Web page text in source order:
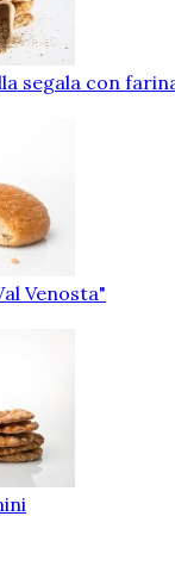
segala con
Venosta"